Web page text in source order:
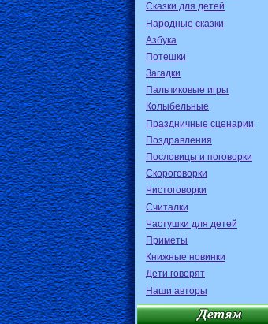
Сказки для детей
Народные сказки
Азбука
Потешки
Загадки
Пальчиковые игры
Колыбельные
Праздничные сценарии
Поздравления
Пословицы и поговорки
Скороговорки
Чистоговорки
Считалки
Частушки для детей
Приметы
Книжные новинки
Дети говорят
Наши авторы